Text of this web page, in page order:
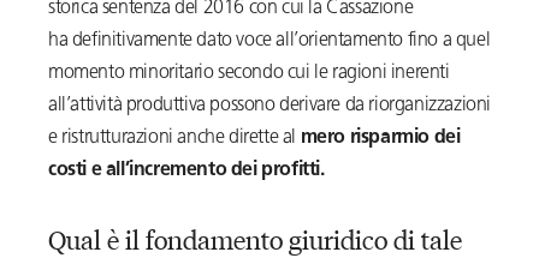
storica sentenza del 2016 con cui la Cassazione
ha definitivamente dato voce all’orientamento fino a quel
momento minoritario secondo cui le ragioni inerenti
all’attività produttiva possono derivare da riorganizzazioni
e ristrutturazioni anche dirette al mero risparmio dei
costi e all’incremento dei profitti.
Qual è il fondamento giuridico di tale